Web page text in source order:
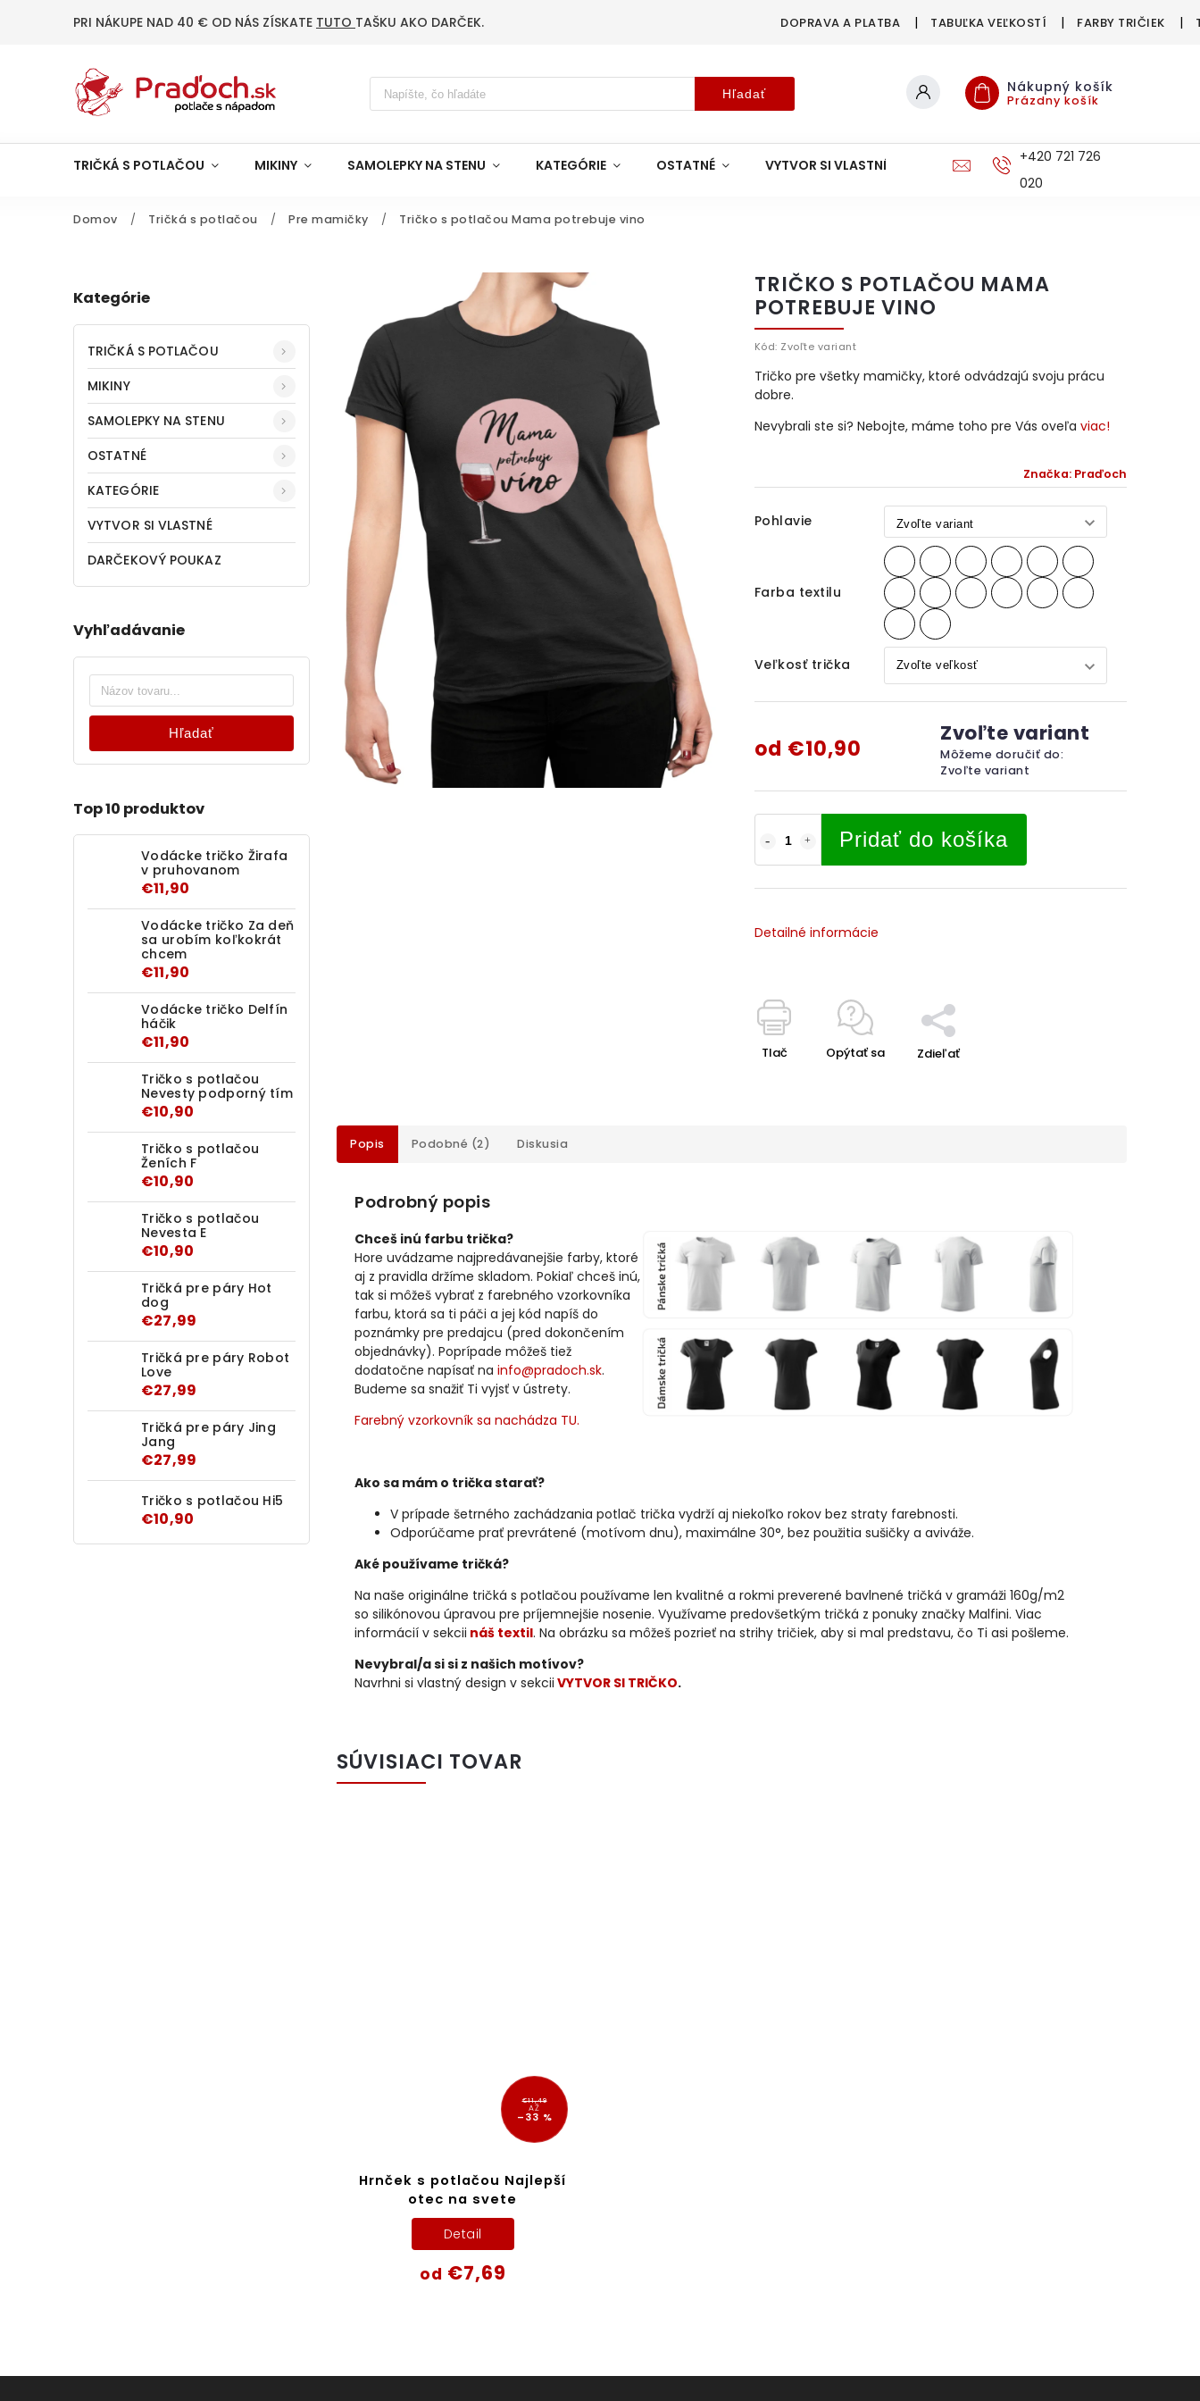
PRI NÁKUPE NAD 40 € OD NÁS ZÍSKATE TUTO TAŠKU AKO DARČEK. DOPRAVA A PLATBA TABUĽKA VEĽKOSTÍ FARBY TRIČIEK
Hľadať Nákupný košík
Prázdny košík
TRIČKÁ S POTLAČOU MIKINY SAMOLEPKY NA STENU KATEGÓRIE OSTATNÉ VYTVOR SI VLASTNÉ DOPRAVA A PLATBA+420 721 726
020
Domov / Tričká s potlačou / Pre mamičky / Tričko s potlačou Mama potrebuje vino
Kategórie
TRIČKÁ S POTLAČOU
MIKINY
SAMOLEPKY NA STENU
OSTATNÉ
KATEGÓRIE
VYTVOR SI VLASTNÉ
DARČEKOVÝ POUKAZ
Vyhľadávanie
Hľadať
Top 10 produktov
Vodácke tričko Žirafa
v pruhovanom
€11,90
Vodácke tričko Za deň
sa urobím koľkokrát
chcem
€11,90
Vodácke tričko Delfín
háčik
€11,90
Tričko s potlačou
Nevesty podporný tím
€10,90
Tričko s potlačou
Ženích F
€10,90
Tričko s potlačou
Nevesta E
€10,90
Tričká pre páry Hot
dog
€27,99
Tričká pre páry Robot
Love
€27,99
Tričká pre páry Jing
Jang
€27,99
Tričko s potlačou Hi5
€10,90
TRIČKO S POTLAČOU MAMA
POTREBUJE VINO
Kód: Zvoľte variant
Značka: Praďoch
Pohlavie
Farba textilu
Veľkosť trička
od €10,90
Zvoľte variant
Môžeme doručiť do:
Zvoľte variant
Pridať do košíka
Tričko pre všetky mamičky, ktoré odvádzajú svoju prácu
dobre.
Nevybrali ste si? Nebojte, máme toho pre Vás oveľa viac!
Detailné informácie
Tlač Opýtať sa Zdieľať
Popis Podobné (2) Diskusia
Podrobný popis
Chceš inú farbu trička?
Hore uvádzame najpredávanejšie farby, ktoré
aj z pravidla držíme skladom. Pokiaľ chceš inú,
tak si môžeš vybrať z farebného vzorkovníka
farbu, ktorá sa ti páči a jej kód napíš do
poznámky pre predajcu (pred dokončením
objednávky). Poprípade môžeš tiež
dodatočne napísať na info@pradoch.sk.
Budeme sa snažiť Ti vyjsť v ústrety.
Farebný vzorkovník sa nachádza TU.
Ako sa mám o trička starať?
V prípade šetrného zachádzania potlač trička vydrží aj niekoľko rokov bez straty farebnosti.
Odporúčame prať prevrátené (motívom dnu), maximálne 30°, bez použitia sušičky a aviváže.
Aké používame tričká?
Na naše originálne tričká s potlačou používame len kvalitné a rokmi preverené bavlnené tričká v gramáži 160g/m2
so silikónovou úpravou pre príjemnejšie nosenie. Využívame predovšetkým tričká z ponuky značky Malfini. Viac
informácií v sekcii náš textil. Na obrázku sa môžeš pozrieť na strihy tričiek, aby si mal predstavu, čo Ti asi pošleme.
Nevybral/a si si z našich motívov?
Navrhni si vlastný design v sekcii VYTVOR SI TRIČKO.
SÚVISIACI TOVAR
€11,49
AŽ
–33 %
Hrnček s potlačou Najlepší
otec na svete
od €7,69
Detail